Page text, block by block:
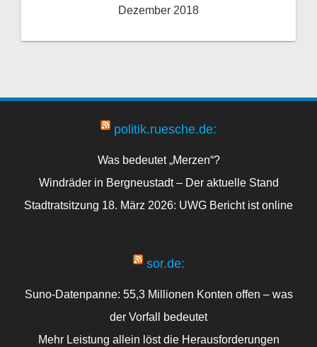
Dezember 2018
politik.ruesche.de:
Was bedeutet „Merzen“?
Windräder in Bergneustadt – Der aktuelle Stand
Stadtratsitzung 18. März 2026: UWG Bericht ist online
sor.de:
Suno-Datenpanne: 55,3 Millionen Konten offen – was
der Vorfall bedeutet
Mehr Leistung allein löst die Herausforderungen